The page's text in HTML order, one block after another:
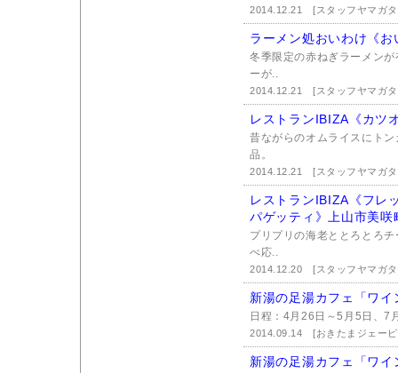
2014.12.21[スタッフヤマガ
ラーメン処おいわけ《
冬季限定の赤ねぎラーメン
ーが..
2014.12.21[スタッフヤマガ
レストランIBIZA《カツ
昔ながらのオムライスにト
品。
2014.12.21[スタッフヤマガ
レストランIBIZA《フレ
パゲッティ》上山市美咲
プリプリの海老ととろとろ
べ応..
2014.12.20[スタッフヤマガ
新湯の足湯カフェ「ワイ
日程：4月26日～5月5日、7
2014.09.14[おきたまジェー
新湯の足湯カフェ「ワイ